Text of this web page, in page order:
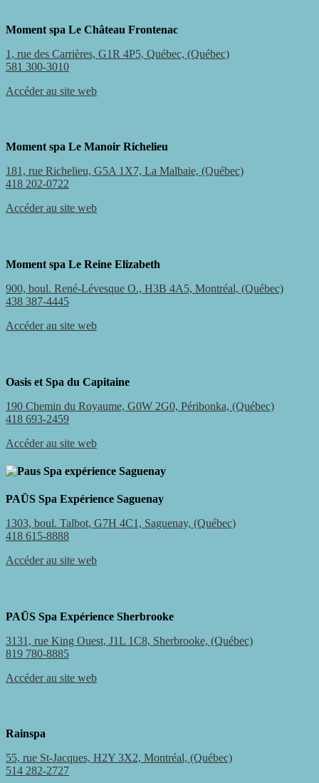
Moment spa Le Château Frontenac
1, rue des Carrières, G1R 4P5, Québec, (Québec)
581 300-3010
Accéder au site web
Moment spa Le Manoir Richelieu
181, rue Richelieu, G5A 1X7, La Malbaie, (Québec)
418 202-0722
Accéder au site web
Moment spa Le Reine Elizabeth
900, boul. René-Lévesque O., H3B 4A5, Montréal, (Québec)
438 387-4445
Accéder au site web
Oasis et Spa du Capitaine
190 Chemin du Royaume, G0W 2G0, Péribonka, (Québec)
418 693-2459
Accéder au site web
PAŪS Spa Expérience Saguenay
1303, boul. Talbot, G7H 4C1, Saguenay, (Québec)
418 615-8888
Accéder au site web
PAŪS Spa Expérience Sherbrooke
3131, rue King Ouest, J1L 1C8, Sherbrooke, (Québec)
819 780-8885
Accéder au site web
Rainspa
55, rue St-Jacques, H2Y 3X2, Montréal, (Québec)
514 282-2727